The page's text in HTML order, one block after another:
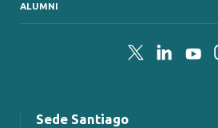
ALUMNI
TwitterLinkedIn
Sede Santiago